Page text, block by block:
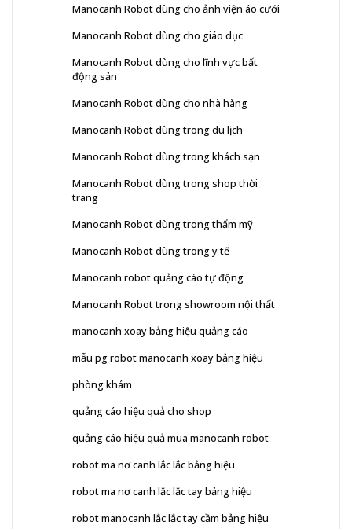
Manocanh Robot dùng cho ảnh viện áo cưới
Manocanh Robot dùng cho giáo dục
Manocanh Robot dùng cho lĩnh vực bất
động sản
Manocanh Robot dùng cho nhà hàng
Manocanh Robot dùng trong du lịch
Manocanh Robot dùng trong khách sạn
Manocanh Robot dùng trong shop thời
trang
Manocanh Robot dùng trong thẩm mỹ
Manocanh Robot dùng trong y tế
Manocanh robot quảng cáo tự động
Manocanh Robot trong showroom nội thất
manocanh xoay bảng hiệu quảng cáo
mẫu pg robot manocanh xoay bảng hiệu
phòng khám
quảng cáo hiệu quả cho shop
quảng cáo hiệu quả mua manocanh robot
robot ma nơ canh lắc lắc bảng hiệu
robot ma nơ canh lắc lắc tay bảng hiệu
robot manocanh lắc lắc tay cầm bảng hiệu